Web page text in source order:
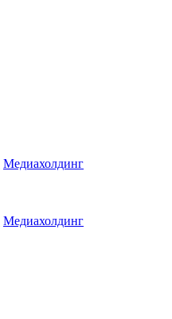
Медиахолдинг
Медиахолдинг